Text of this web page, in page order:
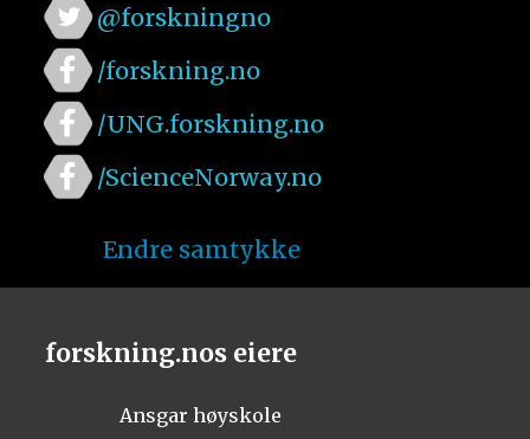
@forskningno
/forskning.no
/UNG.forskning.no
/ScienceNorway.no
Endre samtykke
forskning.nos eiere
Ansgar høyskole